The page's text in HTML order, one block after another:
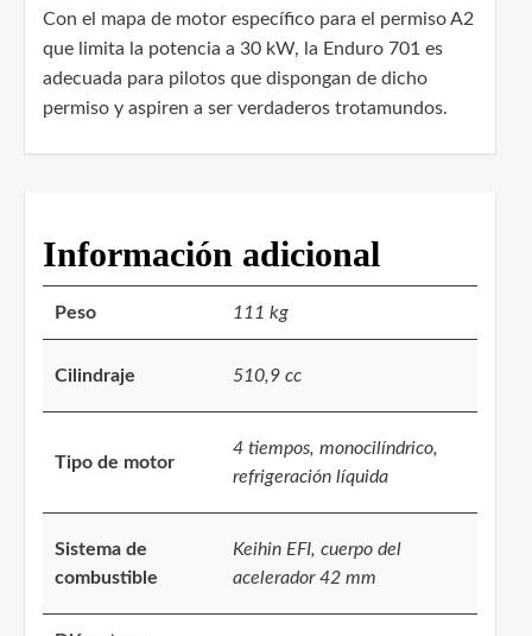
Con el mapa de motor específico para el permiso A2
que limita la potencia a 30 kW, la Enduro 701 es
adecuada para pilotos que dispongan de dicho
permiso y aspiren a ser verdaderos trotamundos.
Información adicional
Peso 111 kg
Cilindraje 510,9 cc
Tipo de motor
4 tiempos, monocilíndrico,
refrigeración líquida
Sistema de
combustible
Keihin EFI, cuerpo del
acelerador 42 mm